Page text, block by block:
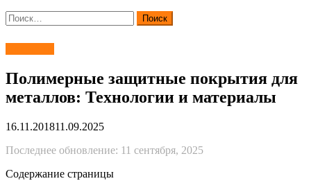
Найти:
Полимерные защитные покрытия для
металлов: Технологии и материалы
16.11.201811.09.2025
Последнее обновление: 11 сентября, 2025
Содержание страницы